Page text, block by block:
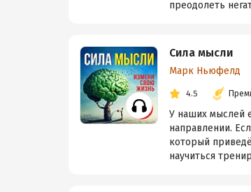
преодолеть
Сила мысли
Марк Ньюфелд
4.5
У наших мыслей
направлении.
который
научиться